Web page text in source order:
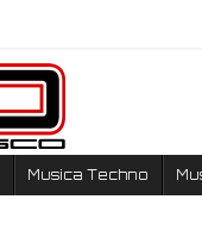
Musica Techno